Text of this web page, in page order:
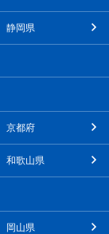
静岡県
京都府
和歌山県
岡山県